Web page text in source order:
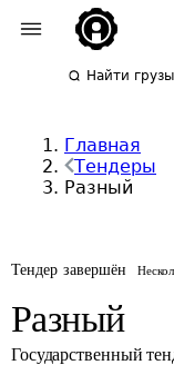
Найти грузы
Главная
Тендеры
Разный
Тендер завершён
Разный
Государственный